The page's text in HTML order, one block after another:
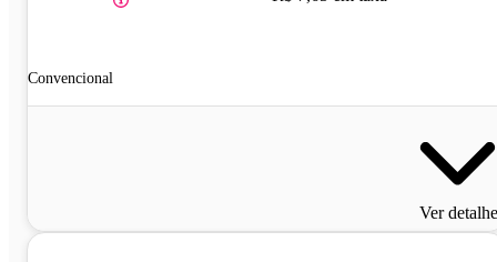
Convencional
Ver